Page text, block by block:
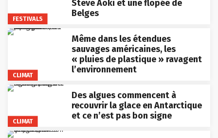
FESTIVALS
Steve Aoki et une flopée de
Belges
CLIMAT
Même dans les étendues
sauvages américaines, les
« pluies de plastique » ravagent
l’environnement
CLIMAT
Des algues commencent à
recouvrir la glace en Antarctique
et ce n’est pas bon signe